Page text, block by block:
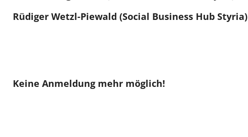
Rüdiger Wetzl-Piewald (Social Business Hub Styria)
Keine Anmeldung mehr möglich!